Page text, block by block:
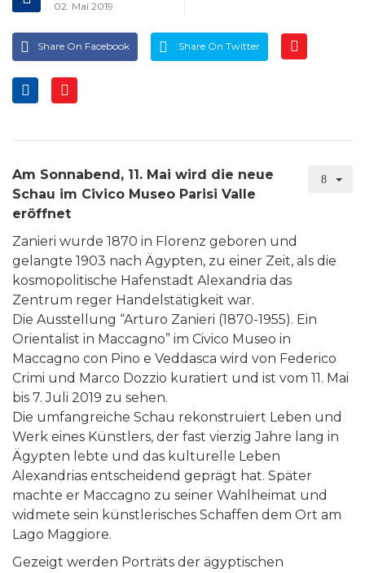
02. Mai 2019
Share On Facebook Share On Twitter
Am Sonnabend, 11. Mai wird die neue
Schau im Civico Museo Parisi Valle
eröffnet
Zanieri wurde 1870 in Florenz geboren und
gelangte 1903 nach Ägypten, zu einer Zeit, als die
kosmopolitische Hafenstadt Alexandria das
Zentrum reger Handelstätigkeit war.
Die Ausstellung “Arturo Zanieri (1870-1955). Ein
Orientalist in Maccagno” im Civico Museo in
Maccagno con Pino e Veddasca wird von Federico
Crimi und Marco Dozzio kuratiert und ist vom 11. Mai
bis 7. Juli 2019 zu sehen.
Die umfangreiche Schau rekonstruiert Leben und
Werk eines Künstlers, der fast vierzig Jahre lang in
Ägypten lebte und das kulturelle Leben
Alexandrias entscheidend geprägt hat. Später
machte er Maccagno zu seiner Wahlheimat und
widmete sein künstlerisches Schaffen dem Ort am
Lago Maggiore.
Gezeigt werden Porträts der ägyptischen